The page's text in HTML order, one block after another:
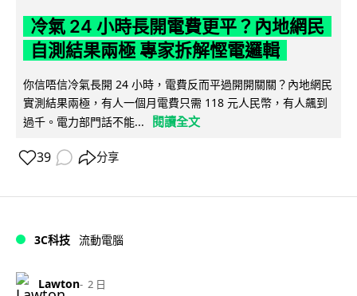
冷氣 24 小時長開電費更平？內地網民
自測結果兩極 專家拆解慳電邏輯
你信唔信冷氣長開 24 小時，電費反而平過開開關關？內地網民
實測結果兩極，有人一個月電費只需 118 元人民幣，有人飆到
過千。電力部門話不能...
閱讀全文
39 分享
3C科技 流動電腦
Lawton 2 日